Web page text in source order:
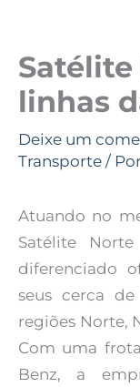
linhas
Deixe um
Transporte /
Atuando no
Satélite
diferenciado
seus cerca
regiões Norte,
Com uma
Benz, a
a
r